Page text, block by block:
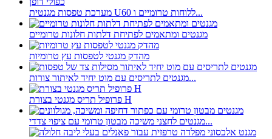
מערכת טפסות מגנטית U60 ללוחות טרומיים ו...
מגנטים ומתאמים לפתיחת דלתות חלונות טרומיים
מהדק מגנטי לטפסות עץ טרומיות
מגנטים לתריסים עם מוט יחיד לאיתור צורות...
פרופיל תריס מגנטי בצורת H
מגנטים לחצני משיכה מבטון טרומי עם ציפוי צדדי...